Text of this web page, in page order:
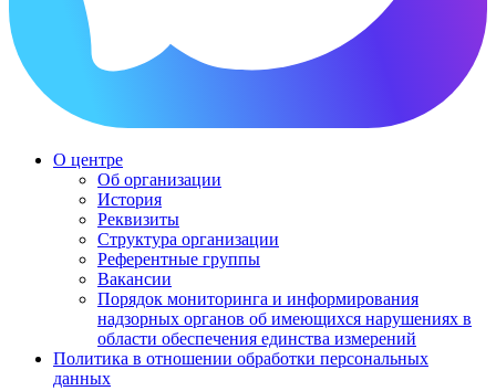
О центре
Об организации
История
Реквизиты
Структура организации
Референтные группы
Вакансии
Порядок мониторинга и информирования
надзорных органов об имеющихся нарушениях в
области обеспечения единства измерений
Политика в отношении обработки персональных
данных